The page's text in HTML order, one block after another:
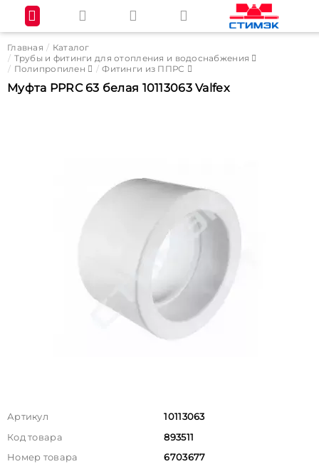
Главная
Каталог
Трубы и фитинги для отопления и водоснабжения
Полипропилен
Фитинги из ППРС
Муфта PPRC 63 белая 10113063 Valfex
Артикул
10113063
Код товара
893511
Номер товара
6703677